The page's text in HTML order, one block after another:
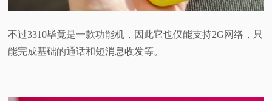
不过3310毕竟是一款功能机，因此它也仅能支持2G网络，只
能完成基础的通话和短消息收发等。